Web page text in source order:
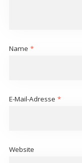
Name *
E-Mail-Adresse *
Website